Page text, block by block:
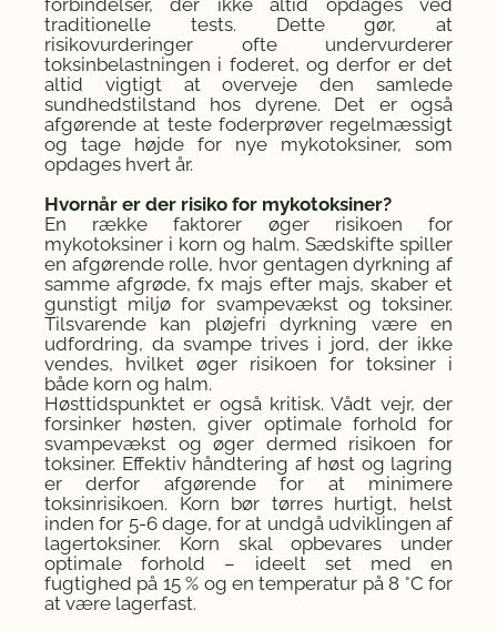
forbindelser, der ikke altid opdages ved
traditionelle tests. Dette gør, at
risikovurderinger ofte undervurderer
toksinbelastningen i foderet, og derfor er det
altid vigtigt at overveje den samlede
sundhedstilstand hos dyrene. Det er også
afgørende at teste foderprøver regelmæssigt
og tage højde for nye mykotoksiner, som
opdages hvert år.
Hvornår er der risiko for mykotoksiner?
En række faktorer øger risikoen for
mykotoksiner i korn og halm. Sædskifte spiller
en afgørende rolle, hvor gentagen dyrkning af
samme afgrøde, fx majs efter majs, skaber et
gunstigt miljø for svampevækst og toksiner.
Tilsvarende kan pløjefri dyrkning være en
udfordring, da svampe trives i jord, der ikke
vendes, hvilket øger risikoen for toksiner i
både korn og halm.
Høsttidspunktet er også kritisk. Vådt vejr, der
forsinker høsten, giver optimale forhold for
svampevækst og øger dermed risikoen for
toksiner. Effektiv håndtering af høst og lagring
er derfor afgørende for at minimere
toksinrisikoen. Korn bør tørres hurtigt, helst
inden for 5-6 dage, for at undgå udviklingen af
lagertoksiner. Korn skal opbevares under
optimale forhold – ideelt set med en
fugtighed på 15 % og en temperatur på 8 °C for
at være lagerfast.